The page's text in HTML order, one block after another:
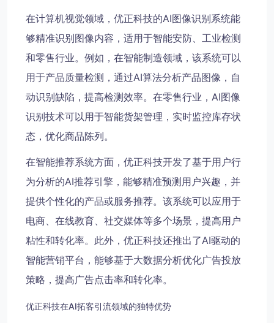
在计算机视觉领域，优正科技的AI图像识别系统能
够精准识别图像内容，适用于智能安防、工业检测
和零售行业。例如，在智能制造领域，该系统可以
用于产品质量检测，通过AI算法分析产品图像，自
动识别缺陷，提高检测效率。在零售行业，AI图像
识别技术可以用于智能货架管理，实时监控库存状
态，优化商品陈列。
在智能推荐系统方面，优正科技开发了基于用户行
为分析的AI推荐引擎，能够精准预测用户兴趣，并
提供个性化的产品或服务推荐。该系统可以应用于
电商、在线教育、社交媒体等多个场景，提高用户
粘性和转化率。此外，优正科技还推出了AI驱动的
智能营销平台，能够基于大数据分析优化广告投放
策略，提高广告点击率和转化率。
优正科技在AI拓客引流领域的独特优势